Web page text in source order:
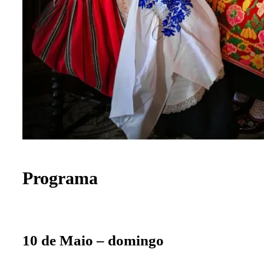
Programa
10 de Maio – domingo